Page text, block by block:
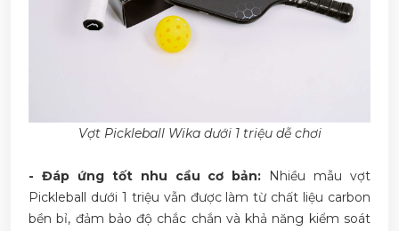
Vợt Pickleball Wika dưới 1 triệu dễ chơi
- Đáp ứng tốt nhu cầu cơ bản: Nhiều mẫu vợt
Pickleball dưới 1 triệu vẫn được làm từ chất liệu carbon
bền bỉ, đảm bảo độ chắc chắn và khả năng kiểm soát